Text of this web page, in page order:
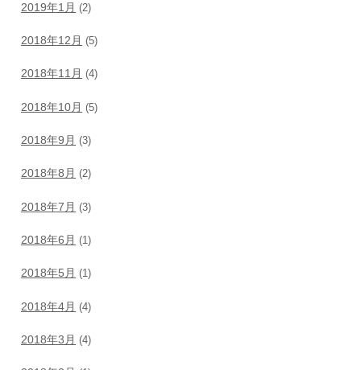
2019年1月 (2)
2018年12月 (5)
2018年11月 (4)
2018年10月 (5)
2018年9月 (3)
2018年8月 (2)
2018年7月 (3)
2018年6月 (1)
2018年5月 (1)
2018年4月 (4)
2018年3月 (4)